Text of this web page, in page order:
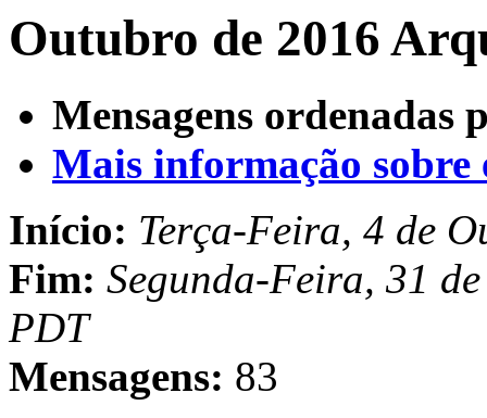
Outubro de 2016
Mensagens ordenadas
Mais informação sobre
Início: Terça-Feira, 4 de
Fim: Segunda-Feira, 31
PDT
Mensagens: 83